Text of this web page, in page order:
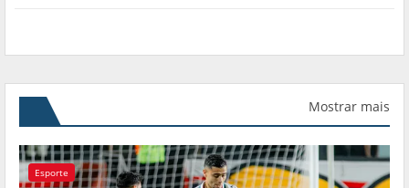
Mostrar mais
Esporte